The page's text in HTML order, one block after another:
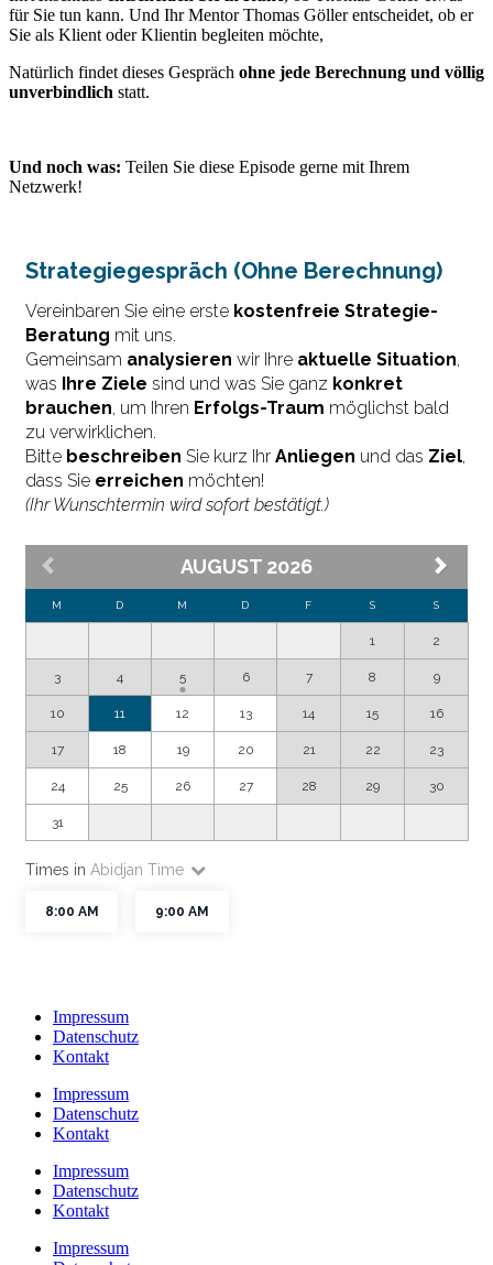
für Sie tun kann. Und Ihr Mentor Thomas Göller entscheidet, ob er
Sie als Klient oder Klientin begleiten möchte,
Natürlich findet dieses Gespräch ohne jede Berechnung und völlig
unverbindlich statt.
Und noch was: Teilen Sie diese Episode gerne mit Ihrem
Netzwerk!
Impressum
Datenschutz
Kontakt
Impressum
Datenschutz
Kontakt
Impressum
Datenschutz
Kontakt
Impressum